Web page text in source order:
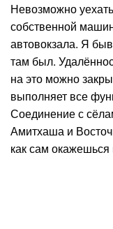
Невозможно
собственной
автовокзала. Я
там был.
на это можно
выполняет все
Соединение с
Амитхаша и
как сам